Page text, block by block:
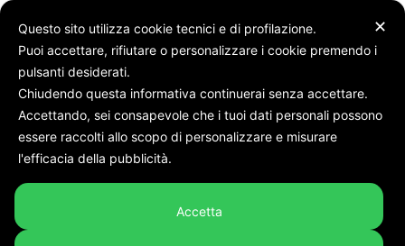
Home In evidenza
✕
Questo sito utilizza cookie tecnici e di profilazione.
Puoi accettare, rifiutare o personalizzare i cookie premendo i
pulsanti desiderati.
Chiudendo questa informativa continuerai senza accettare.
Accettando, sei consapevole che i tuoi dati personali possono
essere raccolti allo scopo di personalizzare e misurare
l'efficacia della pubblicità.
Accetta